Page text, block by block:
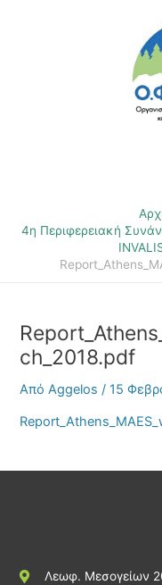
4η Περιφερειακή
ch_2018.pdf
ΑπόAggelos/15
Λεωφ. Μεσογείων